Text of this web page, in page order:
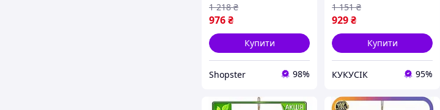
976₴
1 218 ₴
Купити
Shopster 98%
929₴
1 151 ₴
Купити
КУКУСІК 95%